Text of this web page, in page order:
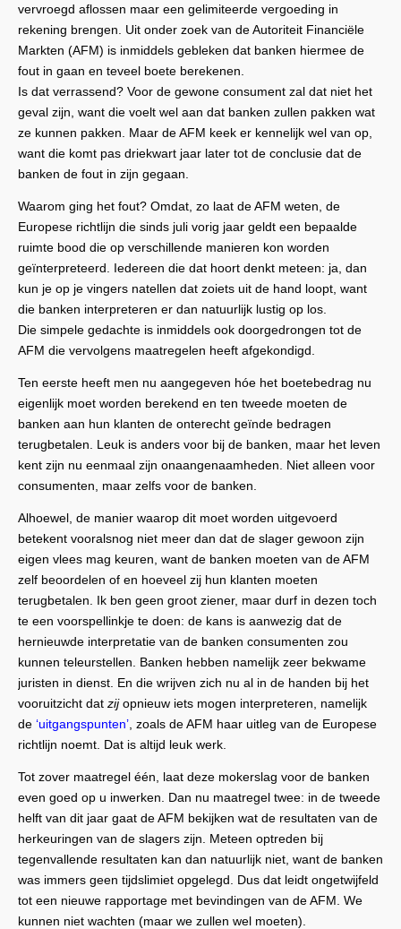
vervroegd aflossen maar een gelimiteerde vergoeding in
rekening brengen. Uit onder zoek van de Autoriteit Financiële
Markten (AFM) is inmiddels gebleken dat banken hiermee de
fout in gaan en teveel boete berekenen.
Is dat verrassend? Voor de gewone consument zal dat niet het
geval zijn, want die voelt wel aan dat banken zullen pakken wat
ze kunnen pakken. Maar de AFM keek er kennelijk wel van op,
want die komt pas driekwart jaar later tot de conclusie dat de
banken de fout in zijn gegaan.
Waarom ging het fout? Omdat, zo laat de AFM weten, de
Europese richtlijn die sinds juli vorig jaar geldt een bepaalde
ruimte bood die op verschillende manieren kon worden
geïnterpreteerd. Iedereen die dat hoort denkt meteen: ja, dan
kun je op je vingers natellen dat zoiets uit de hand loopt, want
die banken interpreteren er dan natuurlijk lustig op los.
Die simpele gedachte is inmiddels ook doorgedrongen tot de
AFM die vervolgens maatregelen heeft afgekondigd.
Ten eerste heeft men nu aangegeven hóe het boetebedrag nu
eigenlijk moet worden berekend en ten tweede moeten de
banken aan hun klanten de onterecht geïnde bedragen
terugbetalen. Leuk is anders voor bij de banken, maar het leven
kent zijn nu eenmaal zijn onaangenaamheden. Niet alleen voor
consumenten, maar zelfs voor de banken.
Alhoewel, de manier waarop dit moet worden uitgevoerd
betekent vooralsnog niet meer dan dat de slager gewoon zijn
eigen vlees mag keuren, want de banken moeten van de AFM
zelf beoordelen of en hoeveel zij hun klanten moeten
terugbetalen. Ik ben geen groot ziener, maar durf in dezen toch
te een voorspellinkje te doen: de kans is aanwezig dat de
hernieuwde interpretatie van de banken consumenten zou
kunnen teleurstellen. Banken hebben namelijk zeer bekwame
juristen in dienst. En die wrijven zich nu al in de handen bij het
vooruitzicht dat zijopnieuw iets mogen interpreteren, namelijk
de ‘uitgangspunten’ , zoals de AFM haar uitleg van de Europese
richtlijn noemt. Dat is altijd leuk werk.
Tot zover maatregel één, laat deze mokerslag voor de banken
even goed op u inwerken. Dan nu maatregel twee: in de tweede
helft van dit jaar gaat de AFM bekijken wat de resultaten van de
herkeuringen van de slagers zijn. Meteen optreden bij
tegenvallende resultaten kan dan natuurlijk niet, want de banken
was immers geen tijdslimiet opgelegd. Dus dat leidt ongetwijfeld
tot een nieuwe rapportage met bevindingen van de AFM. We
kunnen niet wachten (maar we zullen wel moeten).